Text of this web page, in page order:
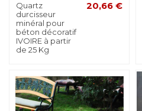
Quartz
durcisseur
minéral pour
béton décoratif
IVOIRE à partir
de 25 Kg
20,66 €